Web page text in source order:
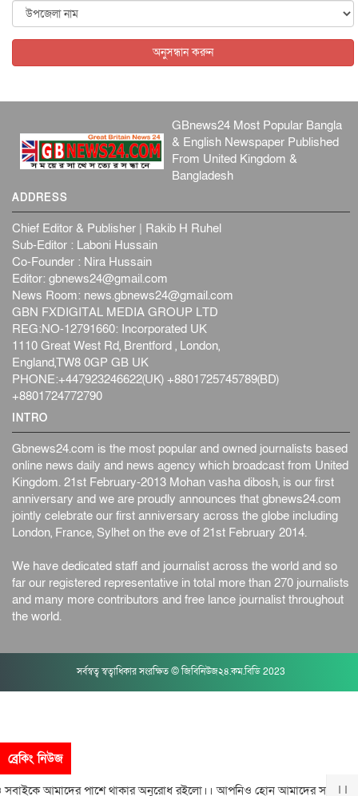
ব্...
অনুসন্ধান করুন
GBnews24 Most Popular Bangla
& English Newspaper Published
From United Kingdom &
Bangladesh
ADDRESS
Chief Editor & Publisher | Rakib H Ruhel
Sub-Editor : Laboni Hussain
Co-Founder : Nira Hussain
Editor: gbnews24@gmail.com
News Room: news.gbnews24@gmail.com
GBN FXDIGITAL MEDIA GROUP LTD
REG:NO-12791660: Incorporated UK
1110 Great West Rd, Brentford , London,
England,TW8 0GP GB UK
PHONE:+447923246622(UK) +8801725745789(BD)
+8801724772790
INTRO
Gbnews24.com is the most popular and owned journalists based
online news daily and news agency which broadcast from United
Kingdom. 21st February-2013 Mohan vasha dibosh, is our first
anniversary and we are proudly announces that gbnews24.com
jointly celebrate our first anniversary across the globe including
London, France, Sylhet on the eve of 21st February 2014.
We have dedicated staff and journalist across the world and so
far our registered representative in total more than 270 journalists
and many more contributors and free lance journalist throughout
the world.
সর্বস্বত্ব স্বত্বাধিকার সংরক্ষিত © জিবিনিউজ২৪.কম.বিডি 2023
ব্রেকিং নিউজ
পাশে থাকার অনুরোধ রইলো।। আপনিও হোন আমাদের সঙ্গী।